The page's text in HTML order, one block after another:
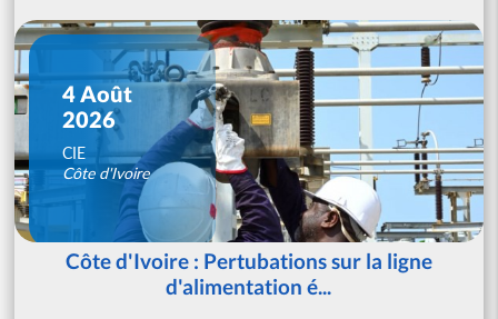
4 Août
2026
CIE
Côte d'Ivoire
Côte d'Ivoire : Pertubations sur la ligne
d'alimentation é...